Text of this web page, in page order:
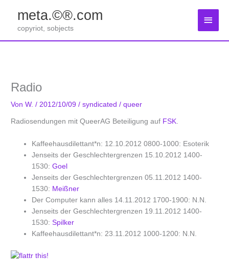
springen
meta.©®.com
copyriot, sobjects
Radio
VonW./ 2012/10/09/syndicated /queer
Radiosendungen mit QueerAG Beteiligung auf FSK.
Kaffeehausdilettant*n: 12.10.2012 0800-1000: Esoterik
Jenseits der Geschlechtergrenzen 15.10.2012 1400-
1530:Goel
Jenseits der Geschlechtergrenzen 05.11.2012 1400-
1530: Meißner
Der Computer kann alles 14.11.2012 1700-1900: N.N.
Jenseits der Geschlechtergrenzen 19.11.2012 1400-
1530:Spilker
Kaffeehausdilettant*n: 23.11.2012 1000-1200: N.N.